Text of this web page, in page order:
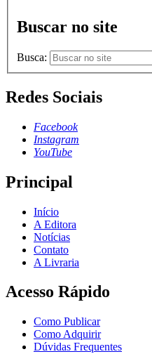
Buscar no site
Busca:
Redes Sociais
Facebook
Instagram
YouTube
Principal
Início
A Editora
Notícias
Contato
A Livraria
Acesso Rápido
Como Publicar
Como Adquirir
Dúvidas Frequentes